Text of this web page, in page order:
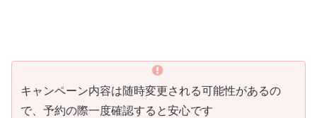
キャンペーン内容は随時変更される可能性があるの
で、予約の際一度確認すると安心です